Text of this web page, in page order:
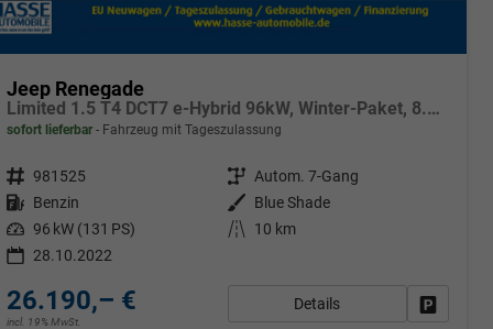
Jeep Renegade
Limited 1.5 T4 DCT7 e-Hybrid 96kW, Winter-Paket, 8.4"-Navigationssystem, Radio DAB, AppleCarPlay&AndroidAuto, Tempomat, LaneSense, Lichtsensor, Nebelscheinwerfer, 17"-Leichtmetallfelgen, uvm.
sofort lieferbar Fahrzeug mit Tageszulassung
Fahrzeugnr. 981525 Getriebe Autom. 7-Gang
Kraftstoff Benzin Außenfarbe
Blue Shade
Leistung 96 kW (131 PS) Kilometerstand
10 km
28.10.2022
26.190,– €
incl. 19% MwSt.
Details